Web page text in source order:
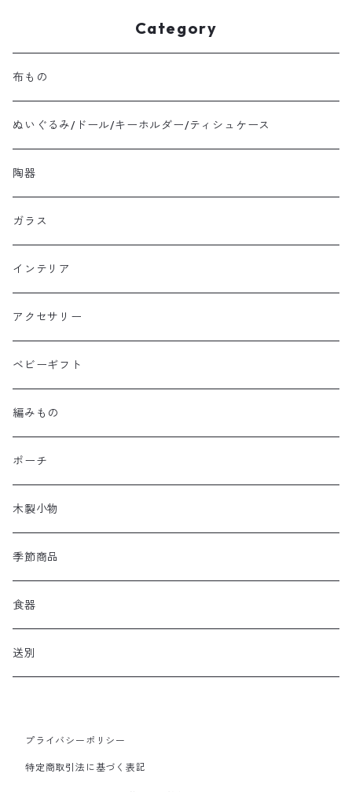
Category
布もの
ぬいぐるみ/ドール/キーホルダー/ティシュケース
陶器
ガラス
インテリア
アクセサリー
ベビーギフト
編みもの
ポーチ
木製小物
季節商品
食器
送別
プライバシーポリシー
特定商取引法に基づく表記